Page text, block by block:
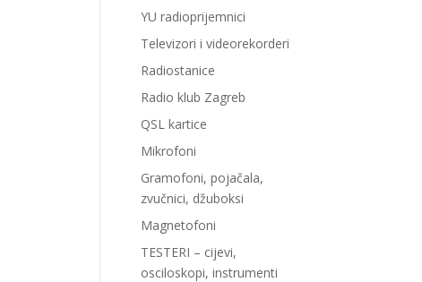
YU radioprijemnici
Televizori i videorekorderi
Radiostanice
Radio klub Zagreb
QSL kartice
Mikrofoni
Gramofoni, pojačala,
zvučnici, džuboksi
Magnetofoni
TESTERI – cijevi,
osciloskopi, instrumenti